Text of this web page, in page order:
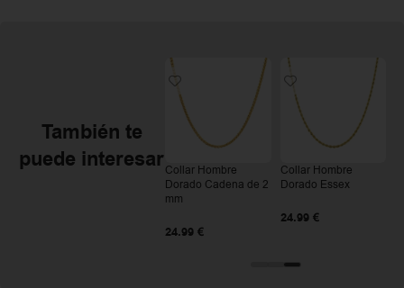
También te
puede interesar
Collar Hombre
Collar Hombre
Dorado Cadena de 2
mm
24.99€
Collar Hombre
Dorado Essex
24.99 €